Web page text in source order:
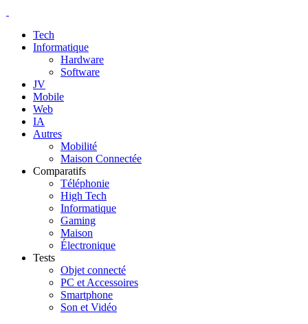
Tech
Informatique
Hardware
Software
JV
Mobile
Web
IA
Autres
Mobilité
Maison Connectée
Comparatifs
Téléphonie
High Tech
Informatique
Gaming
Maison
Électronique
Tests
Objet connecté
PC et Accessoires
Smartphone
Son et Vidéo